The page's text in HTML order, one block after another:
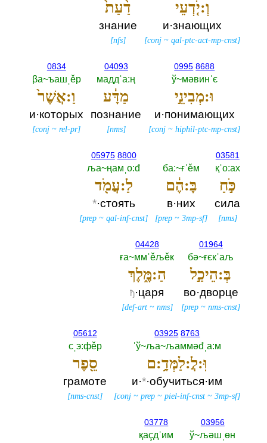
וְ:יֹ֤דְעֵי
и·знающих
[conj ~qal-ptc-act-mp-cnst]
דַ֨עַת֙
знание
[nfs]
0995 8688
ў~мәвинˈє
וּ:מְבִינֵ֣י
и·понимающих
[conj ~hiphil-ptc-mp-cnst]
04093
маддˈа:ң
מַדָּ֔ע
познание
[nms]
0834
βа~ъашˌěр
וַ:אֲשֶׁר֙
и·которых
[conj ~rel-pr]
03581
қˈо:ах
כֹּ֣חַ
сила
[nms]
ба:~ғˈěм
בָּ:הֶ֔ם
в·них
[prep ~3mp-sf]
05975 8800
ља~ңамˌо:đ
לַ:עֲמֹ֖ד
*·стоять
[prep ~qal-inf-cnst]
01964
бә~ғєкˈаљ
בְּ:הֵיכַ֣ל
во·дворце
[prep ~nms-cnst]
04428
ға~ммˈěљěк
הַ:מֶּ֑לֶךְ
ђ·царя
[def-art~ nms]
03925 8763
ˈў~ља~љаммәđˌа:м
וּֽ:לֲ:לַמְּדָ֥:ם
и·*·обучиться·им
[conj ~prep ~piel-inf-cnst ~3mp-sf]
05612
сˌэ:фěр
סֵ֖פֶר
грамоте
[nms-cnst]
03956
ў~љәшˌөн
03778
қаçдˈим